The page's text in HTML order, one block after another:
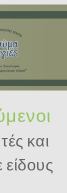
και